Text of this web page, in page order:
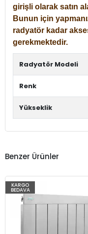
girişli olarak satın
Bunun için
radyatör kadar
gerekmektedir.
Radyatör Modeli
Renk
Yükseklik
Benzer Ürünler
KARGO
BEDAVA